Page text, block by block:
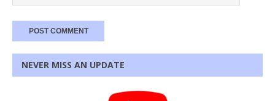
NEVER MISS AN UPDATE